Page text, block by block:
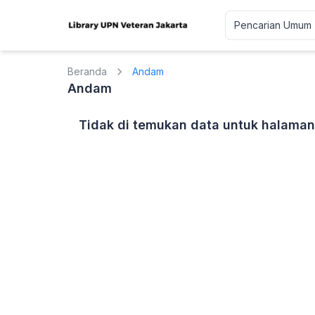
Beranda Andam
Andam
Tidak di temukan data untuk